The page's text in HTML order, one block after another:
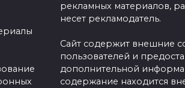
рекламных материалов,
несет рекламодатель.
Сайт содержит внешние
пользователей и
дополнительной
содержание находится